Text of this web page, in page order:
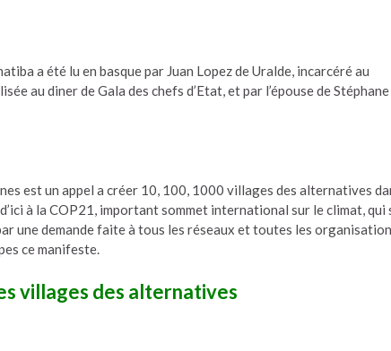
a été lu en basque par Juan Lopez de Uralde, incarcéré au
au diner de Gala des chefs d’Etat, et par l’épouse de Stéphane
est un appel a créer 10, 100, 1000 villages des alternatives
à la COP21, important sommet international sur le climat, qui
une demande faite à tous les réseaux et toutes les
ce manifeste.
villages des alternatives